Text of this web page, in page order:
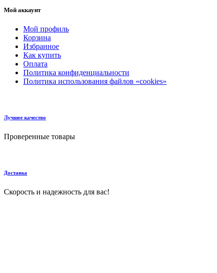
Мой аккаунт
Мой профиль
Корзина
Избранное
Как купить
Оплата
Политика конфиденциальности
Политика использования файлов «cookies»
Лучшее качество
Проверенные товары
Доставка
Скорость и надежность для вас!